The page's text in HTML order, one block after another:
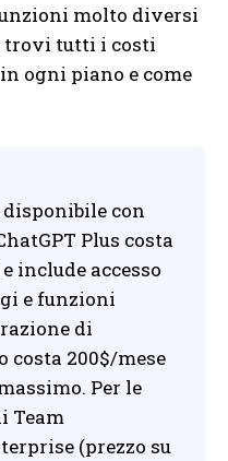
molto diversi
trovi tutti i costi
ogni piano e come
disponibile con
Plus costa
include accesso
e funzioni
di
costa 200$/mese
Per le
Team
(prezzo su